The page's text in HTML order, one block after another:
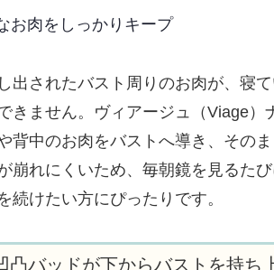
お肉をしっかりキープ
出されたバスト周りのお肉が、寝
きません。ヴィアージュ（Viage
背中のお肉をバストへ導き、その
崩れにくいため、毎朝鏡を見るた
続けたい方にぴったりです。
凸バッドが下からバストを持ち